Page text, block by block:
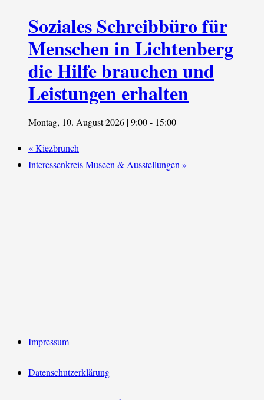
Soziales Schreibbüro für
Menschen in Lichtenberg
die Hilfe brauchen und
Leistungen erhalten
Montag, 10. August 2026 | 9:00- 15:00
«Kiezbrunch
Interessenkreis Museen & Ausstellungen »
Impressum
Datenschutzerklärung